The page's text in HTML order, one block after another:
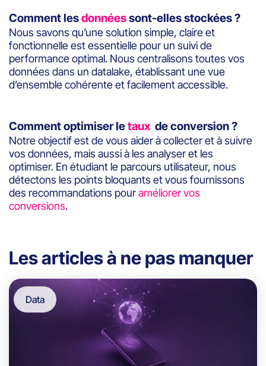
Comment lesdonnéessont-elles stockées ?
Nous savons qu’une solution simple, claire et
fonctionnelle est essentielle pour un suivi de
performance optimal. Nous centralisons toutes vos
données dans un datalake, établissant une vue
d’ensemble cohérente et facilement accessible.
Comment optimiser letaux de conversion ?
Notre objectif est de vous aider à collecter et à suivre
vos données, mais aussi à les analyser et les
optimiser. En étudiant le parcours utilisateur, nous
détectons les points bloquants et vous fournissons
des recommandations pouraméliorer vos
conversions.
Les articles à ne pas manquer
Data